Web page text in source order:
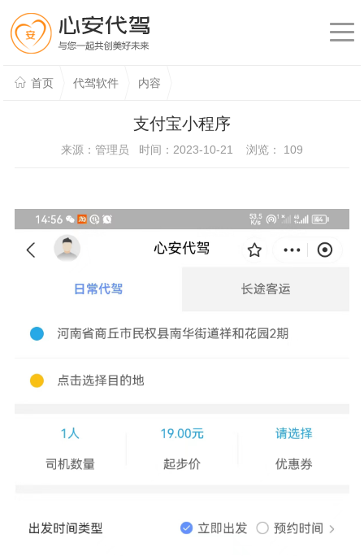
首页 代驾软件 内容
支付宝小程序
来源：管理员 时间：2023-10-21 浏览： 109